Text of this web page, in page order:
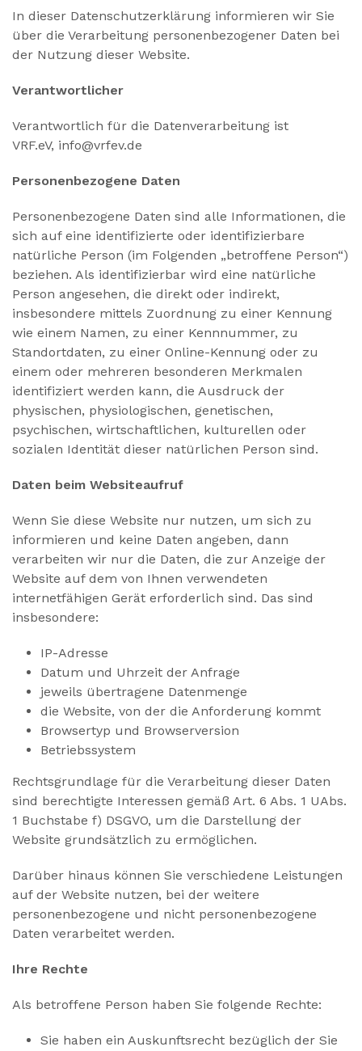
In dieser Datenschutzerklärung informieren wir Sie
über die Verarbeitung personenbezogener Daten bei
der Nutzung dieser Website.
Verantwortlicher
Verantwortlich für die Datenverarbeitung ist
VRF.eV, info@vrfev.de
Personenbezogene Daten
Personenbezogene Daten sind alle Informationen, die
sich auf eine identifizierte oder identifizierbare
natürliche Person (im Folgenden „betroffene Person“)
beziehen. Als identifizierbar wird eine natürliche
Person angesehen, die direkt oder indirekt,
insbesondere mittels Zuordnung zu einer Kennung
wie einem Namen, zu einer Kennnummer, zu
Standortdaten, zu einer Online-Kennung oder zu
einem oder mehreren besonderen Merkmalen
identifiziert werden kann, die Ausdruck der
physischen, physiologischen, genetischen,
psychischen, wirtschaftlichen, kulturellen oder
sozialen Identität dieser natürlichen Person sind.
Daten beim Websiteaufruf
Wenn Sie diese Website nur nutzen, um sich zu
informieren und keine Daten angeben, dann
verarbeiten wir nur die Daten, die zur Anzeige der
Website auf dem von Ihnen verwendeten
internetfähigen Gerät erforderlich sind. Das sind
insbesondere:
IP-Adresse
Datum und Uhrzeit der Anfrage
jeweils übertragene Datenmenge
die Website, von der die Anforderung kommt
Browsertyp und Browserversion
Betriebssystem
Rechtsgrundlage für die Verarbeitung dieser Daten
sind berechtigte Interessen gemäß Art. 6 Abs. 1 UAbs.
1 Buchstabe f) DSGVO, um die Darstellung der
Website grundsätzlich zu ermöglichen.
Darüber hinaus können Sie verschiedene Leistungen
auf der Website nutzen, bei der weitere
personenbezogene und nicht personenbezogene
Daten verarbeitet werden.
Ihre Rechte
Als betroffene Person haben Sie folgende Rechte:
Sie haben ein Auskunftsrecht bezüglich der Sie